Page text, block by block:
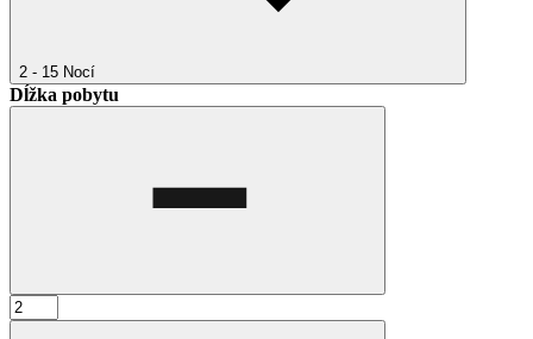
2 - 15 Nocí
Dĺžka pobytu